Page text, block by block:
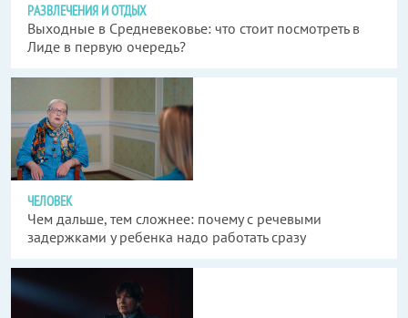
РАЗВЛЕЧЕНИЯ И ОТДЫХ
Выходные в Средневековье: что стоит посмотреть в
Лиде в первую очередь?
ЧЕЛОВЕК
Чем дальше, тем сложнее: почему с речевыми
задержками у ребенка надо работать сразу